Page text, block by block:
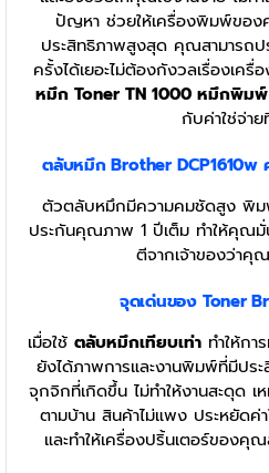
ปัญหา ช่วยให้เครื่องพิมพ์ของ
ประสิทธิภาพสูงสุด คุณสามารถป
ครั้งได้เยอะไม่ต้องกังวลเรื่องเค
หมึก Toner TN 1000 หมึกพิมพ์
กับค่าใช่จ่าย
ตลับหมึก Brother DCP1610w
ตัวตลับหมึกมีความคมชัดสูง พิม
ประกันคุณภาพ 1 ปีเต็ม ทำให้คุณมั่
ตีจากเจ้าของว่า
จุดเด่นของ Toner
เมื่อใช้ ตลับหมึกเทียบเท่าทำให้กา
ยังได้ภาพการและงานพิมพ์ที่มีป
จุกจิกที่เกิดขึ้น ไม่ทำให้งานสะดุด
ตามบ้าน สินค้าไม่แพง ประหยัดค่
และทำให้เครื่องปริ้นเตอร์ของคุ